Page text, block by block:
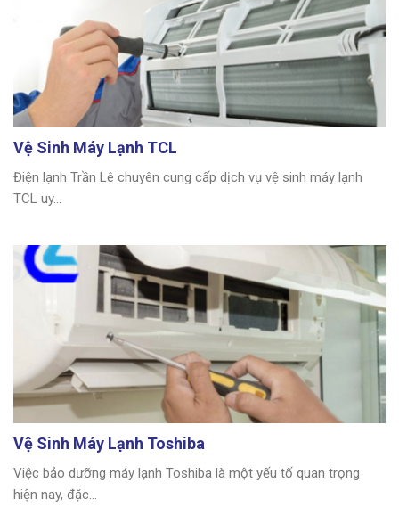
Vệ Sinh Máy Lạnh TCL
Điện lạnh Trần Lê chuyên cung cấp dịch vụ vệ sinh máy lạnh
TCL uy...
Vệ Sinh Máy Lạnh Toshiba
Việc bảo dưỡng máy lạnh Toshiba là một yếu tố quan trọng
hiện nay, đặc...